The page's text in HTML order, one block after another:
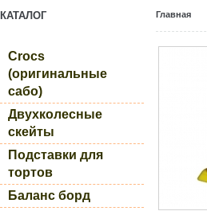
КАТАЛОГ
Crocs
(оригинальные
сабо)
Двухколесные
скейты
Подставки для
тортов
Баланс борд
Главная